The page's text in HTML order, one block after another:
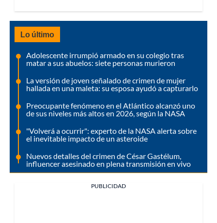
Lo último
Adolescente irrumpió armado en su colegio tras
matar a sus abuelos: siete personas murieron
La versión de joven señalado de crimen de mujer
hallada en una maleta: su esposa ayudó a capturarlo
Preocupante fenómeno en el Atlántico alcanzó uno
de sus niveles más altos en 2026, según la NASA
"Volverá a ocurrir": experto de la NASA alerta sobre
el inevitable impacto de un asteroide
Nuevos detalles del crimen de César Gastélum,
influencer asesinado en plena transmisión en vivo
PUBLICIDAD